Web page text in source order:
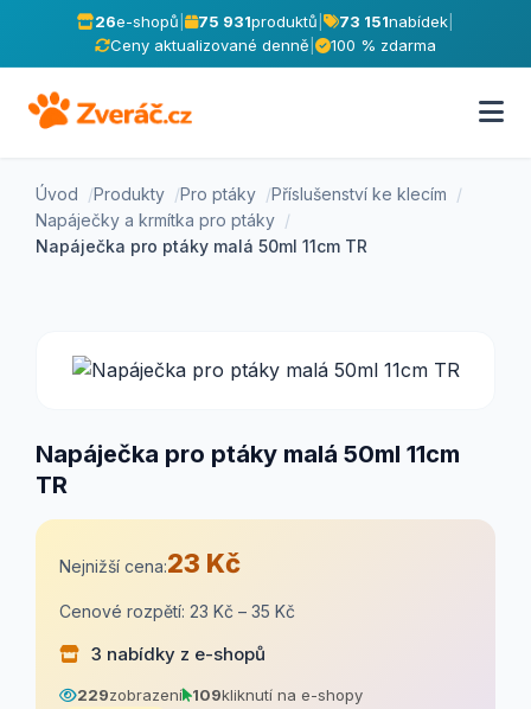
26e-shopů 75 931produktů 73 151nabídek
Ceny aktualizované denně
100 % zdarma
Úvod Produkty Pro ptáky
Příslušenství ke klecím
Napáječky a krmítka pro ptáky
Napáječka pro ptáky malá 50ml 11cm TR
Napáječka pro ptáky malá 50ml 11cm
TR
Nejnižší cena:23 Kč
Cenové rozpětí: 23 Kč – 35 Kč
3 nabídky z e-shopů
229zobrazení 109kliknutí na e-shopy